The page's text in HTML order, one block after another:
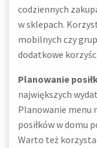
codziennych
w sklepach.
mobilnych czy
dodatkowe
Planowanie
największych
Planowanie menu
posiłków w domu
Warto też